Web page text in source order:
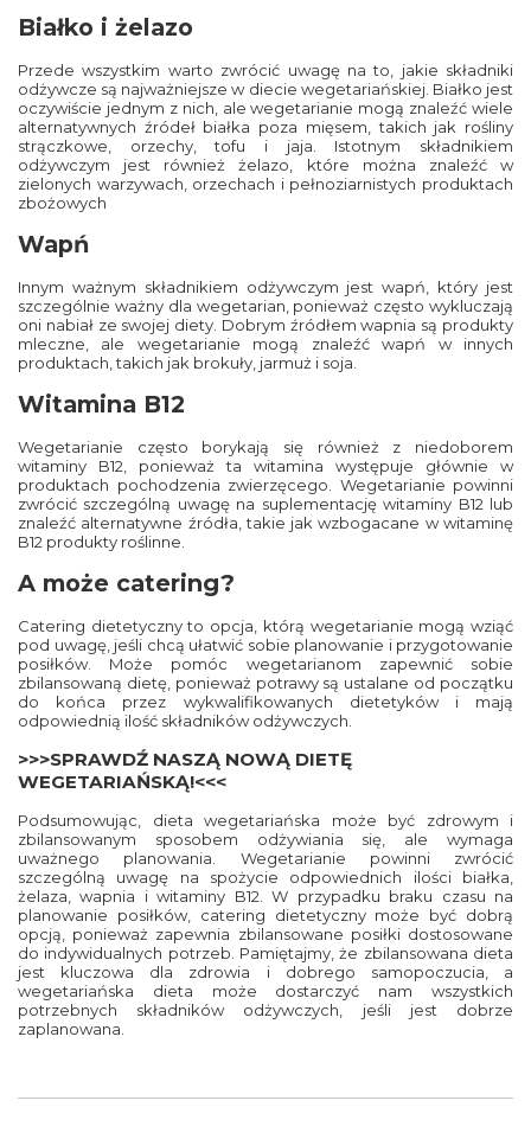
Białko i żelazo
Przede wszystkim warto zwrócić uwagę na to, jakie składniki
odżywcze są najważniejsze w diecie wegetariańskiej. Białko jest
oczywiście jednym z nich, ale wegetarianie mogą znaleźć wiele
alternatywnych źródeł białka poza mięsem, takich jak rośliny
strączkowe, orzechy, tofu i jaja. Istotnym składnikiem
odżywczym jest również żelazo, które można znaleźć w
zielonych warzywach, orzechach i pełnoziarnistych produktach
zbożowych
Wapń
Innym ważnym składnikiem odżywczym jest wapń, który jest
szczególnie ważny dla wegetarian, ponieważ często wykluczają
oni nabiał ze swojej diety. Dobrym źródłem wapnia są produkty
mleczne, ale wegetarianie mogą znaleźć wapń w innych
produktach, takich jak brokuły, jarmuż i soja.
Witamina B12
Wegetarianie często borykają się również z niedoborem
witaminy B12, ponieważ ta witamina występuje głównie w
produktach pochodzenia zwierzęcego. Wegetarianie powinni
zwrócić szczególną uwagę na suplementację witaminy B12 lub
znaleźć alternatywne źródła, takie jak wzbogacane w witaminę
B12 produkty roślinne.
A może catering?
Catering dietetycznyto opcja, którą wegetarianie mogą wziąć
pod uwagę, jeśli chcą ułatwić sobie planowanie i przygotowanie
posiłków. Może pomóc wegetarianom zapewnić sobie
zbilansowaną dietę, ponieważ potrawy są ustalane od początku
do końca przez wykwalifikowanych dietetyków i mają
odpowiednią ilość składników odżywczych.
>>>SPRAWDŹ NASZĄ NOWĄ DIETĘ
WEGETARIAŃSKĄ!<<<
Podsumowując, dieta wegetariańska może być zdrowym i
zbilansowanym sposobem odżywiania się, ale wymaga
uważnego planowania. Wegetarianie powinni zwrócić
szczególną uwagę na spożycie odpowiednich ilości białka,
żelaza, wapnia i witaminy B12. W przypadku braku czasu na
planowanie posiłków, catering dietetyczny może być dobrą
opcją, ponieważ zapewnia zbilansowane posiłki dostosowane
do indywidualnych potrzeb. Pamiętajmy, że zbilansowana dieta
jest kluczowa dla zdrowia i dobrego samopoczucia, a
wegetariańska dieta może dostarczyć nam wszystkich
potrzebnych składników odżywczych, jeśli jest dobrze
zaplanowana.